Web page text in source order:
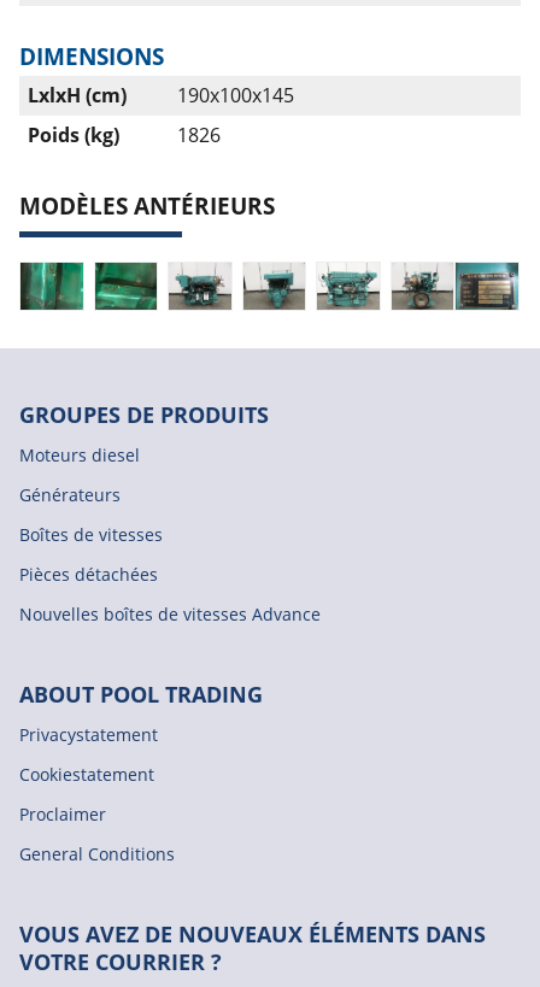
DIMENSIONS
LxlxH (cm)
190x100x145
Poids (kg)
1826
MODÈLES ANTÉRIEURS
GROUPES DE PRODUITS
Moteurs diesel
Générateurs
Boîtes de vitesses
Pièces détachées
Nouvelles boîtes de vitesses Advance
ABOUT POOL TRADING
Privacystatement
Cookiestatement
Proclaimer
General Conditions
VOUS AVEZ DE NOUVEAUX ÉLÉMENTS DANS
VOTRE COURRIER ?